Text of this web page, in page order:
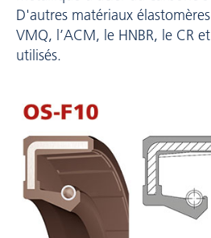
D'autres matériaux
VMQ, l’ACM, le HNBR, le CR
utilisés.